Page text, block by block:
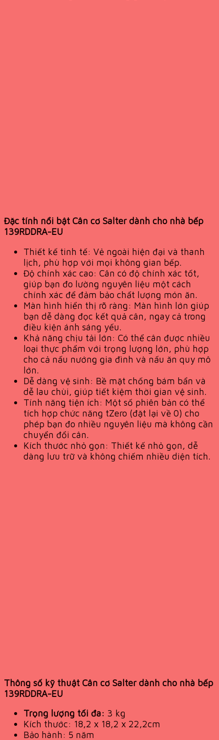
Đặc tính nổi bật Cân cơ Salter dành cho nhà bếp
139RDDRA-EU
Thiết kế tinh tế: Vẻ ngoài hiện đại và thanh
lịch, phù hợp với mọi không gian bếp.
Độ chính xác cao: Cân có độ chính xác tốt,
giúp bạn đo lường nguyên liệu một cách
chính xác để đảm bảo chất lượng món ăn.
Màn hình hiển thị rõ ràng: Màn hình lớn giúp
bạn dễ dàng đọc kết quả cân, ngay cả trong
điều kiện ánh sáng yếu.
Khả năng chịu tải lớn: Có thể cân được nhiều
loại thực phẩm với trọng lượng lớn, phù hợp
cho cả nấu nướng gia đình và nấu ăn quy mô
lớn.
Dễ dàng vệ sinh: Bề mặt chống bám bẩn và
dễ lau chùi, giúp tiết kiệm thời gian vệ sinh.
Tính năng tiện ích: Một số phiên bản có thể
tích hợp chức năng tZero (đặt lại về 0) cho
phép bạn đo nhiều nguyên liệu mà không cần
chuyển đổi cân.
Kích thước nhỏ gọn: Thiết kế nhỏ gọn, dễ
dàng lưu trữ và không chiếm nhiều diện tích.
Thông số kỹ thuật Cân cơ Salter dành cho nhà bếp
139RDDRA-EU
Trọng lượng tối đa: 3 kg
Kích thước: 18,2 x 18,2 x 22,2cm
Bảo hành: 5 năm